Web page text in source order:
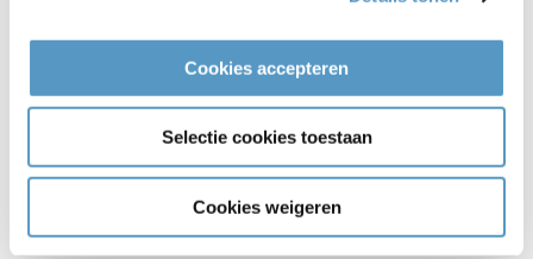
Cookies accepteren
Selectie cookies toestaan
Cookies weigeren
De VoorleesExpress zoekt versterking
25-10-2022